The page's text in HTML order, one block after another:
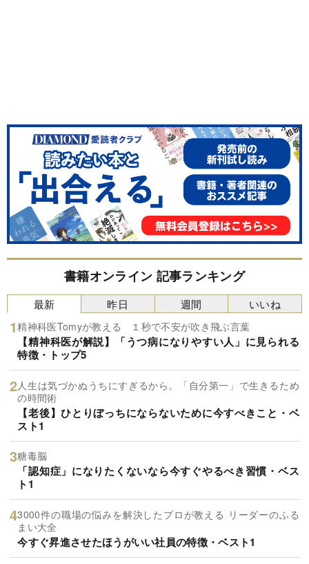
書籍オンライン 記事ランキング
最新
精神科医Tomyが教える １秒で不安が吹き飛ぶ言葉
【精神科医が解説】「うつ病になりやすい人」に見られる
特徴・トップ5
人生は気づかぬうちにすぎるから。「自分第一」で生きるため
の時間術
【老後】ひとりぼっちにならないために今すべきこと・ベ
スト1
糖毒脳
「認知症」になりたくないなら今すぐやるべき習慣・ベス
ト1
3000件の職場の悩みを解決したプロが教える リーダーのふる
まい大全
今すぐ昇進させたほうがいい社員の特徴・ベスト1
昨日 週間 いいね